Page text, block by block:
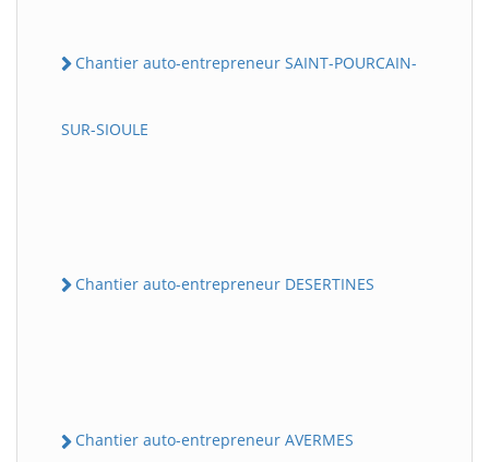
Chantier auto-entrepreneur SAINT-POURCAIN-
SUR-SIOULE
Chantier auto-entrepreneur DESERTINES
Chantier auto-entrepreneur AVERMES